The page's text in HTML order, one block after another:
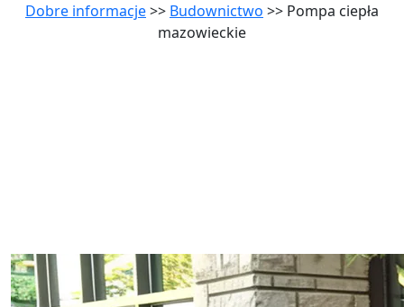
Dobre informacje>> Budownictwo >> Pompa ciepła
mazowieckie